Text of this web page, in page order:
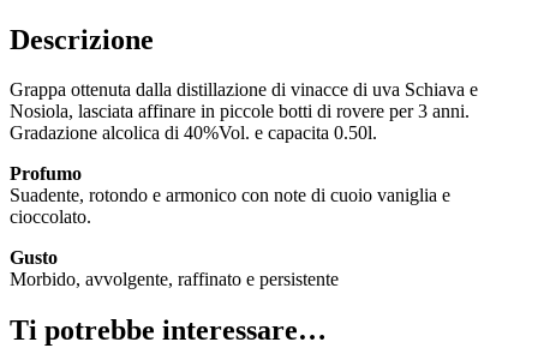
Descrizione
Grappa ottenuta dalla distillazione di vinacce di uva Schiava e
Nosiola, lasciata affinare in piccole botti di rovere per 3 anni.
Gradazione alcolica di 40%Vol. e capacita 0.50l.
Profumo
Suadente, rotondo e armonico con note di cuoio vaniglia e
cioccolato.
Gusto
Morbido, avvolgente, raffinato e persistente
Ti potrebbe interessare…